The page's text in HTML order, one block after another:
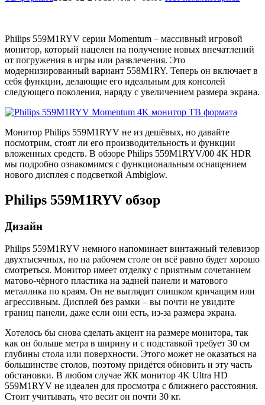
Philips 559M1RYV серии Momentum – массивный игровой
монитор, который нацелен на получение новых впечатлений
от погружения в игры или развлечения. Это
модернизированный вариант 558M1RY. Теперь он включает в
себя функции, делающие его идеальным для консолей
следующего поколения, наряду с увеличением размера экрана.
Монитор Philips 559M1RYV не из дешёвых, но давайте
посмотрим, стоят ли его производительность и функции
вложенных средств. В обзоре Philips 559M1RYV/00 4K HDR
мы подробно ознакомимся с функциональным оснащением
нового дисплея с подсветкой Ambiglow.
Philips 559M1RYV обзор
Дизайн
Philips 559M1RYV немного напоминает винтажный телевизор
двухтысячных, но на рабочем столе он всё равно будет хорошо
смотреться. Монитор имеет отделку с приятным сочетанием
матово-чёрного пластика на задней панели и матового
металлика по краям. Он не выглядит слишком кричащим или
агрессивным. Дисплей без рамки – вы почти не увидите
границ панели, даже если они есть, из-за размера экрана.
Хотелось бы снова сделать акцент на размере монитора, так
как он больше метра в ширину и с подставкой требует 30 см
глубины стола или поверхности. Этого может не оказаться на
большинстве столов, поэтому придётся обновить и эту часть
обстановки. В любом случае ЖК монитор 4K Ultra HD
559M1RYV не идеален для просмотра с ближнего расстояния.
Стоит учитывать, что весит он почти 30 кг.